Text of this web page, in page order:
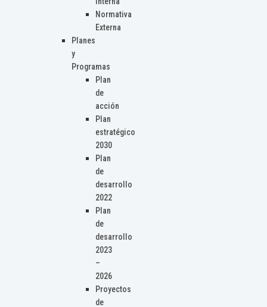
Normativa
Externa
Planes
y
Programas
Plan
de
acción
Plan
estratégico
2030
Plan
de
desarrollo
2022
Plan
de
desarrollo
2023
–
2026
Proyectos
de